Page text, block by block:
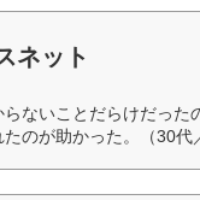
ネット
ないことだらけだっ
のが助かった。（30代